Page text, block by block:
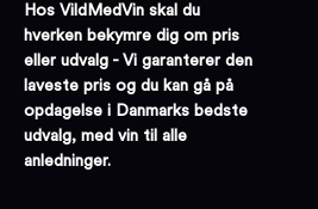
Hos VildMedVin skal du
hverken bekymre dig om pris
eller udvalg - Vi garanterer den
laveste pris og du kan gå på
opdagelse i Danmarks bedste
udvalg, med vin til alle
anledninger.